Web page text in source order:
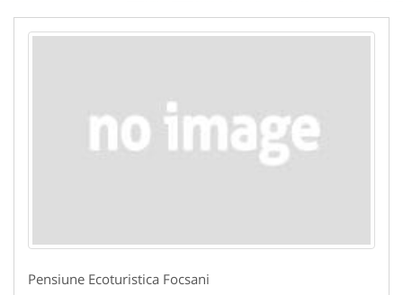
Pensiune Ecoturistica Focsani